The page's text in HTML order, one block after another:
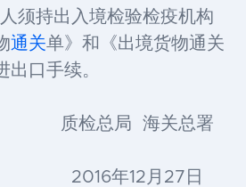
须持出入境检验检疫机构
通关单》和《出境货物通关
出口手续。
海关总署
12月27日